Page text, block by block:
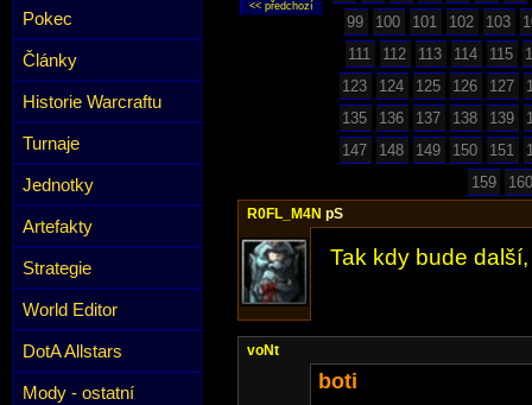
Pokec
Články
Historie Warcraftu
Turnaje
Jednotky
Artefakty
Strategie
World Editor
DotA Allstars
Mody - ostatní
99
100 101 102 103
111
112 113 114 115
123
124 125 126 127
135
136 137 138 139
147
148 149 150 151
159
160
R0FL_M4N pS
Tak kdy bude
voNt
boti